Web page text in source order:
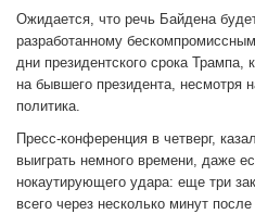
Ожидается, что речь Байдена
разработанному
дни президентского срока
на бывшего президента, несмотря
политика.
Пресс-конференция в четверг,
выиграть немного времени, даже
нокаутирующего удара: еще три
всего через несколько минут